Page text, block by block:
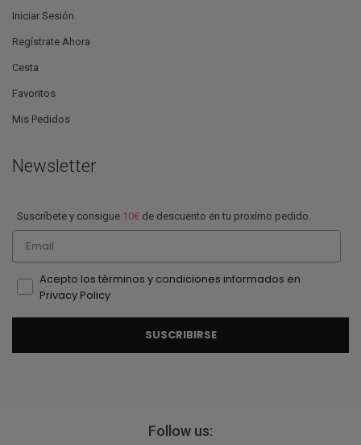
Iniciar Sesión
Regístrate Ahora
Cesta
Favoritos
Mis Pedidos
Newsletter
Suscríbete y consigue 10€ de descuento en tu proxímo pedido.
Email
Acepto los términos y condiciones informados en
Privacy Policy
SUSCRIBIRSE
Follow us: